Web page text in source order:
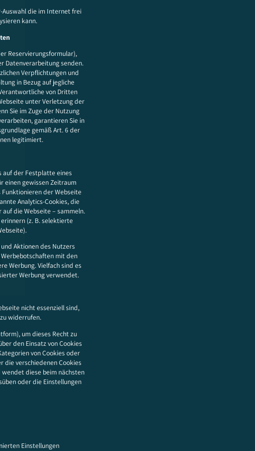
Auswahl die im Internet frei
kann.
Reservierungsformular),
Datenverarbeitung senden.
Verpflichtungen und
in Bezug auf jegliche
von Dritten
unter Verletzung der
Sie im Zuge der Nutzung
garantieren Sie in
gemäß Art. 6 der
legitimiert.
auf der Festplatte eines
einen gewissen Zeitraum
Funktionieren der Webseite
Analytics-Cookies, die
die Webseite – sammeln.
(z. B. selektierte
Aktionen des Nutzers
mit den
Werbung. Vielfach sind es
Werbung verwendet.
nicht essenziell sind,
widerrufen.
um dieses Recht zu
den Einsatz von Cookies
von Cookies oder
die verschiedenen Cookies
diese beim nächsten
oder die Einstellungen
Einstellungen